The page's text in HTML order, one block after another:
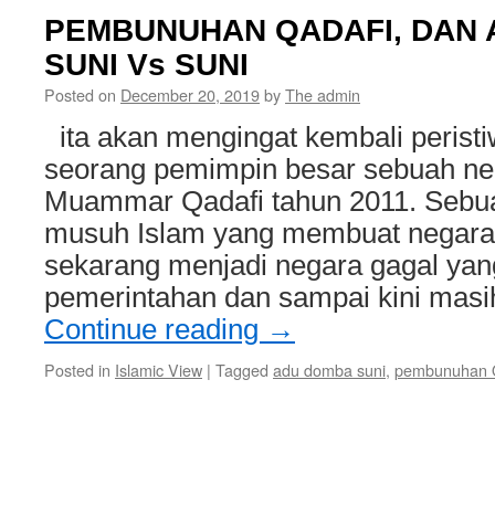
PEMBUNUHAN QADAFI, DAN
SUNI Vs SUNI
Posted on December 20, 2019byThe admin
ita akan mengingat kembali
seorang pemimpin besar sebuah
Muammar Qadafi tahun 2011.
musuh Islam yang membuat
sekarang menjadi negara gagal
pemerintahan dan sampai kini
Continue reading →
Posted in Islamic View | Tagged adu domba suni, pembunuhan